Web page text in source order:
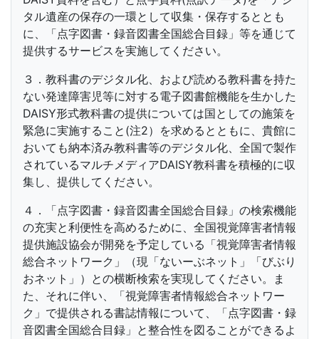
タル遺産の保存の一環として収集・保存するととも
に、「点字図書・録音図書全国総合目録」等を通じて
提供するサービスを実施してください。
３．教科書のデジタル化、および読める教科書を持た
ない発達障害児等に対する電子図書館機能を生かした
DAISY形式教科書の提供については国としての施策を
緊急に実施すること(注2）を求めるとともに、貴館に
おいても納本済み教科書等のデジタル化、全国で製作
されているマルチメディアDAISY教科書を積極的に収
集し、提供してください。
４．「点字図書・録音図書全国総合目録」の検索機能
の充実と利便性を高めるために、全国視覚障害者情報
提供施設協会が開発を予定している「視覚障害者情報
総合ネットワーク」（現「ないーぶネット」「びぶり
おネット」）との横断検索を実現してください。ま
た、それに伴い、「視覚障害者情報総合ネットワー
ク」で提供される書誌情報について、「点字図書・録
音図書全国総合目録」と整合性を図ることができるよ